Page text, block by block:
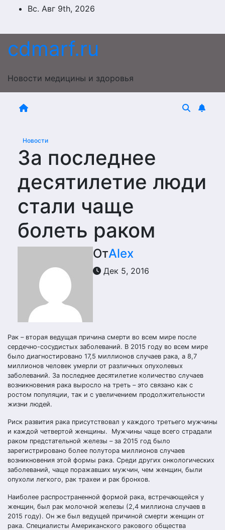
ПерейтиВс. Авг 9th, 2026
cdmarf.ru
Новости медицины и здоровья
Новости
За последнее
десятилетие люди
стали чаще
болеть раком
ОтAlex
Дек 5, 2016
Рак – вторая ведущая причина смерти во всем мире после
сердечно-сосудистых заболеваний. В 2015 году во всем мире
было диагностировано 17,5 миллионов случаев рака, а 8,7
миллионов человек умерли от различных опухолевых
заболеваний. За последнее десятилетие количество случаев
возникновения рака выросло на треть – это связано как с
ростом популяции, так и с увеличением продолжительности
жизни людей.
Риск развития рака присутствовал у каждого третьего мужчины
и каждой четвертой женщины. Мужчины чаще всего страдали
раком предстательной железы – за 2015 год было
зарегистрировано более полутора миллионов случаев
возникновения этой формы рака. Среди других онкологических
заболеваний, чаще поражавших мужчин, чем женщин, были
опухоли легкого, рак трахеи и рак бронхов.
Наиболее распространенной формой рака, встречающейся у
женщин, был рак молочной железы (2,4 миллиона случаев в
2015 году). Он же был ведущей причиной смерти женщин от
рака. Специалисты Американского ракового общества